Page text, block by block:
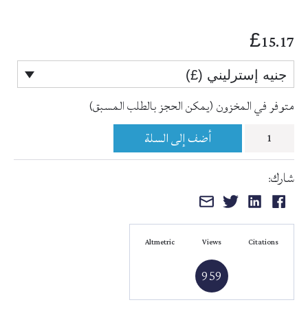
£15.17
جنيه إسترليني (£)
متوفر في المخزون (يمكن الحجز بالطلب المسبق)
مدخل
إلى
تحقيق
المخطوط
العربي
أضف إلى السلة
شارك:
المشاركة
على
الفيسبوك
المشاركة
على
لينكد
المشاركة
على
تويتر
عبر
الإلكتروني
Citations
Views
959
Altmetric